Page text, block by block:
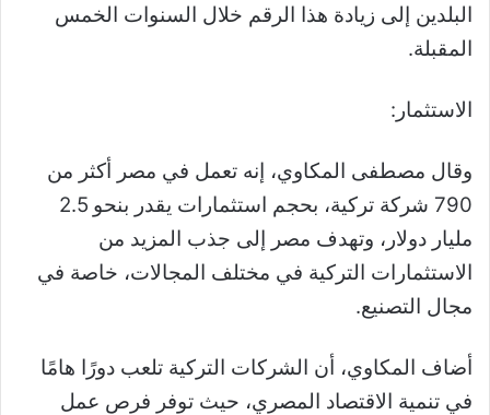
البلدين إلى زيادة هذا الرقم خلال السنوات الخمس
المقبلة.
الاستثمار:
وقال مصطفى المكاوي، إنه تعمل في مصر أكثر من
790 شركة تركية، بحجم استثمارات يقدر بنحو 2.5
مليار دولار، وتهدف مصر إلى جذب المزيد من
الاستثمارات التركية في مختلف المجالات، خاصة في
مجال التصنيع.
أضاف المكاوي، أن الشركات التركية تلعب دورًا هامًا
في تنمية الاقتصاد المصري، حيث توفر فرص عمل